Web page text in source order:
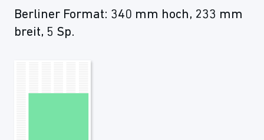
Berliner Format: 340 mm hoch, 233 mm
breit, 5 Sp.